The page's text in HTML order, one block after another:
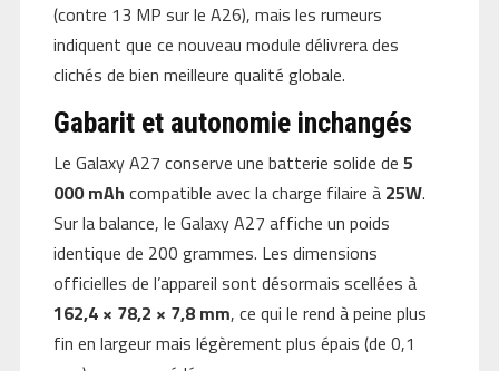
(contre 13 MP sur le A26), mais les rumeurs
indiquent que ce nouveau module délivrera des
clichés de bien meilleure qualité globale.
Gabarit et autonomie inchangés
Le Galaxy A27 conserve une batterie solide de 5
000 mAh compatible avec la charge filaire à 25W.
Sur la balance, le Galaxy A27 affiche un poids
identique de 200 grammes. Les dimensions
officielles de l’appareil sont désormais scellées à
162,4 × 78,2 × 7,8 mm, ce qui le rend à peine plus
fin en largeur mais légèrement plus épais (de 0,1